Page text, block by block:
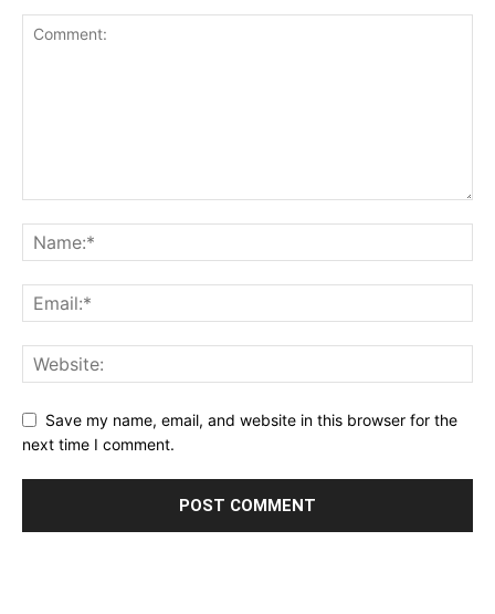
Save my name, email, and website in this browser for the
next time I comment.